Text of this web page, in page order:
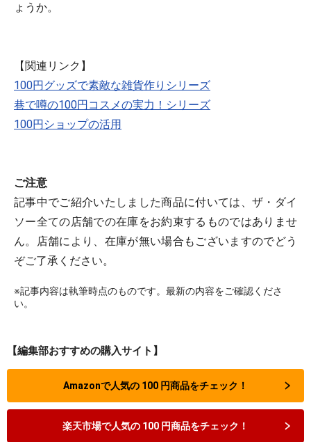
ょうか。
【関連リンク】
100円グッズで素敵な雑貨作りシリーズ
巷で噂の100円コスメの実力！シリーズ
100円ショップの活用
ご注意
記事中でご紹介いたしました商品に付いては、ザ・ダイ
ソー全ての店舗での在庫をお約束するものではありませ
ん。店舗により、在庫が無い場合もございますのでどう
ぞご了承ください。
※記事内容は執筆時点のものです。最新の内容をご確認くださ
い。
【編集部おすすめの購入サイト】
Amazonで人気の 100 円商品をチェック！
楽天市場で人気の 100 円商品をチェック！